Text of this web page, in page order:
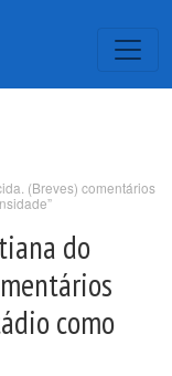
(Breves) comentários
do
como